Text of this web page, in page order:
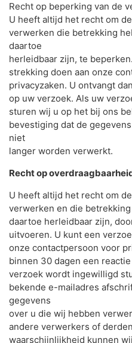
Recht op beperking van de
U heeft altijd het recht om
verwerken die betrekking
daartoe
herleidbaar zijn, te
strekking doen aan onze
privacyzaken. U ontvangt
op uw verzoek. Als uw
sturen wij u op het bij ons
bevestiging dat de
niet
langer worden verwerkt.
Recht op
U heeft altijd het recht om
verwerken en die
daartoe herleidbaar zijn,
uitvoeren. U kunt een
onze contactpersoon voor
binnen 30 dagen een
verzoek wordt ingewilligd
bekende e-mailadres
gegevens
over u die wij hebben
andere verwerkers of
waarschijnlijkheid kunnen